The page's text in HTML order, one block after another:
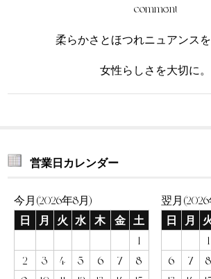
comment
柔らかさとほつれニュアンス
女性らしさを大切に。
営業日カレンダー
今月(2026年8月)
日
月 火 水 木 金
土
1
2
3 4 5 6 7
8
翌月
日
月
1
6
7 8